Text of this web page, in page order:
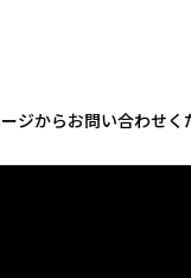
ジからお問い合わせく